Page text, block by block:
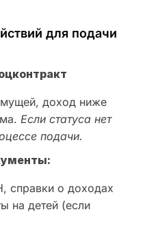
для подачи
доход ниже
Если статуса нет
подачи.
о доходах
на детей (если